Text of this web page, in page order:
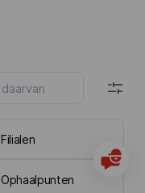
Filialen
Ophaalpunten